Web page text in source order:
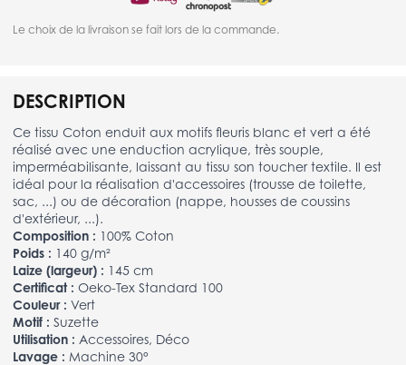
Le choix de la livraison se fait lors de la commande.
DESCRIPTION
Ce tissu Coton enduit aux motifs fleuris blanc et vert a été
réalisé avec une enduction acrylique, très souple,
imperméabilisante, laissant au tissu son toucher textile. Il est
idéal pour la réalisation d'accessoires (trousse de toilette,
sac, ...) ou de décoration (nappe, housses de coussins
d'extérieur, ...).
Composition : 100% Coton
Poids : 140 g/m²
Laize (largeur) : 145 cm
Certificat : Oeko-Tex Standard 100
Couleur : Vert
Motif : Suzette
Utilisation : Accessoires, Déco
Lavage : Machine 30°